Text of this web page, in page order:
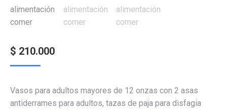
$ 210.000
Vasos para adultos mayores de 12 onzas con 2 asas
antiderrames para adultos, tazas de paja para disfagia